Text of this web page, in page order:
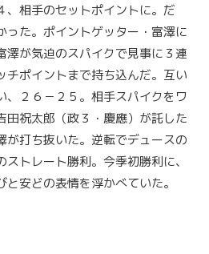
、相手のセットポイントに。だ
った。ポイントゲッター・富澤に
澤が気迫のスパイクで見事に３連
チポイントまで持ち込んだ。互い
、２６－２５。相手スパイクをワ
田祝太郎（政３・慶應）が託した
が打ち抜いた。逆転でデュースの
トレート勝利。今季初勝利に、
安どの表情を浮かべていた。